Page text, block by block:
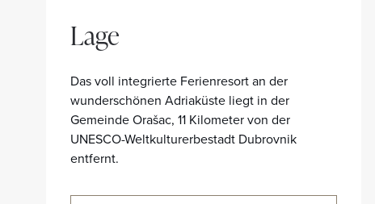
Lage
Das voll integrierte Ferienresort an der
wunderschönen Adriaküste liegt in der
Gemeinde Orašac, 11 Kilometer von der
UNESCO-Weltkulturerbestadt Dubrovnik
entfernt.